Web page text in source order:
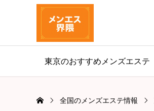
東京のおすすめメンズエステ
全国のメンズエステ情報